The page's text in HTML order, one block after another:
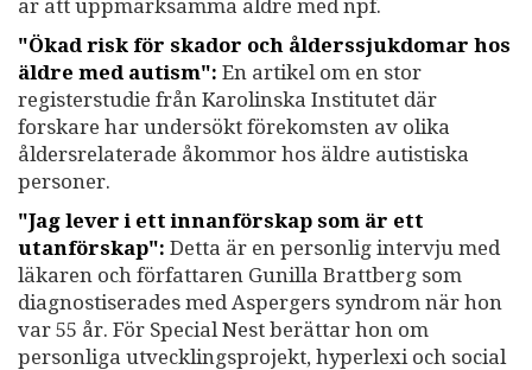
är att uppmärksamma äldre med npf.
"Ökad risk för skador och ålderssjukdomar hos
äldre med autism": En artikel om en stor
registerstudie från Karolinska Institutet där
forskare har undersökt förekomsten av olika
åldersrelaterade åkommor hos äldre autistiska
personer.
"Jag lever i ett innanförskap som är ett
utanförskap": Detta är en personlig intervju med
läkaren och författaren Gunilla Brattberg som
diagnostiserades med Aspergers syndrom när hon
var 55 år. För Special Nest berättar hon om
personliga utvecklingsprojekt, hyperlexi och social